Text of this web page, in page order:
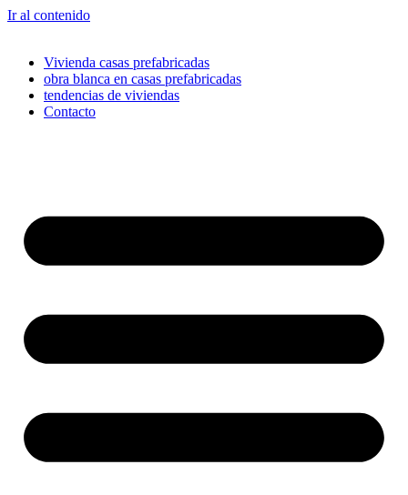
Ir al contenido
Vivienda casas prefabricadas
obra blanca en casas prefabricadas
tendencias de viviendas
Contacto